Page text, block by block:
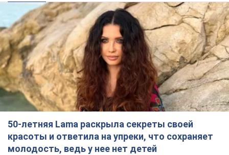
50-летняя Lama раскрыла секреты своей
красоты и ответила на упреки, что сохраняет
молодость, ведь у нее нет детей